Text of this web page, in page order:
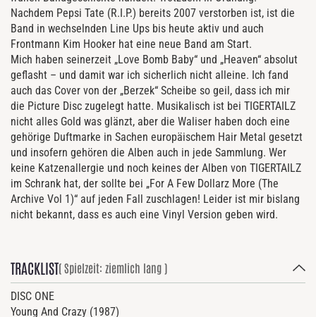
Nachdem Pepsi Tate (R.I.P.) bereits 2007 verstorben ist, ist die
Band in wechselnden Line Ups bis heute aktiv und auch
Frontmann Kim Hooker hat eine neue Band am Start.
Mich haben seinerzeit „Love Bomb Baby“ und „Heaven“ absolut
geflasht – und damit war ich sicherlich nicht alleine. Ich fand
auch das Cover von der „Berzek“ Scheibe so geil, dass ich mir
die Picture Disc zugelegt hatte. Musikalisch ist bei TIGERTAILZ
nicht alles Gold was glänzt, aber die Waliser haben doch eine
gehörige Duftmarke in Sachen europäischem Hair Metal gesetzt
und insofern gehören die Alben auch in jede Sammlung. Wer
keine Katzenallergie und noch keines der Alben von TIGERTAILZ
im Schrank hat, der sollte bei „For A Few Dollarz More (The
Archive Vol 1)“ auf jeden Fall zuschlagen! Leider ist mir bislang
nicht bekannt, dass es auch eine Vinyl Version geben wird.
TRACKLIST( Spielzeit: ziemlich lang )
DISC ONE
Young And Crazy (1987)